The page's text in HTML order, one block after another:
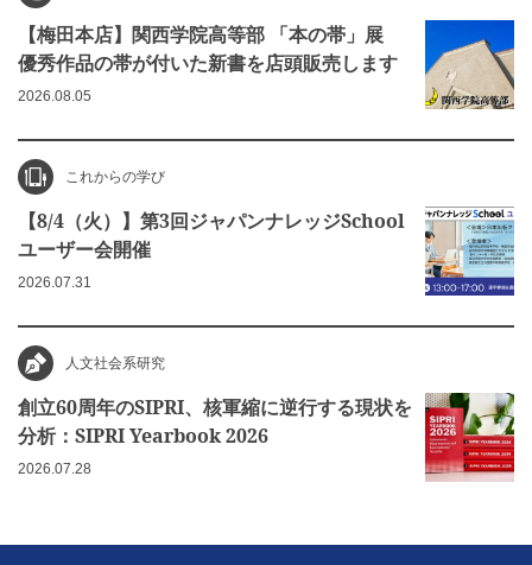
【梅田本店】関西学院高等部 「本の帯」展
優秀作品の帯が付いた新書を店頭販売します
2026.08.05
これからの学び
【8/4（火）】第3回ジャパンナレッジSchool
ユーザー会開催
2026.07.31
人文社会系研究
創立60周年のSIPRI、核軍縮に逆行する現状を
分析：SIPRI Yearbook 2026
2026.07.28